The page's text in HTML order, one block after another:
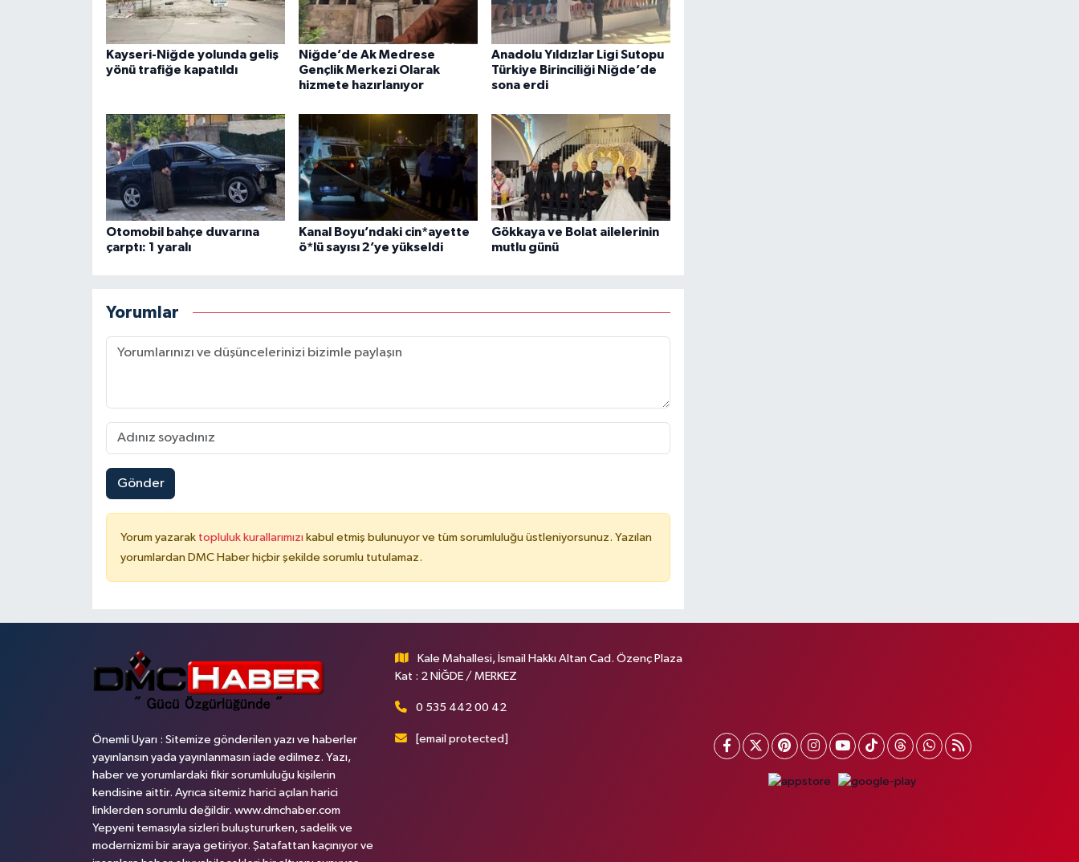
Kayseri-Niğde yolunda geliş
yönü trafiğe kapatıldı
Niğde’de Ak Medrese
Gençlik Merkezi Olarak
hizmete hazırlanıyor
Anadolu Yıldızlar Ligi Sutopu
Türkiye Birinciliği Niğde’de
sona erdi
Otomobil bahçe duvarına
çarptı: 1 yaralı
Kanal Boyu’ndaki cin*ayette
ö*lü sayısı 2’ye yükseldi
Gökkaya ve Bolat ailelerinin
mutlu günü
Yorumlar
Gönder
Yorum yazarak topluluk kurallarımızı kabul etmiş bulunuyor ve tüm sorumluluğu üstleniyorsunuz. Yazılan
yorumlardan DMC Haber hiçbir şekilde sorumlu tutulamaz.
Önemli Uyarı : Sitemize gönderilen yazı ve haberler
yayınlansın yada yayınlanmasın iade edilmez. Yazı,
haber ve yorumlardaki fikir sorumluluğu kişilerin
kendisine aittir. Ayrıca sitemiz harici açılan harici
linklerden sorumlu değildir. www.dmchaber.com
Yepyeni temasıyla sizleri buluştururken, sadelik ve
modernizmi bir araya getiriyor. Şatafattan kaçınıyor ve
Kale Mahallesi, İsmail Hakkı Altan Cad. Özenç Plaza
Kat : 2 NİĞDE / MERKEZ
0 535 442 00 42
[email protected]